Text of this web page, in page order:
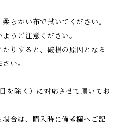
らかい布で拭いてください。
うご注意ください。
たりすると、破損の原因となる
い。
を除く）に対応させて頂いてお
合は、購入時に備考欄へご記